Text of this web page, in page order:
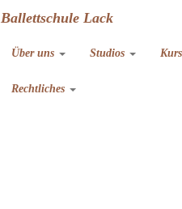
Ballettschule Lack
Über uns Studios
Rechtliches